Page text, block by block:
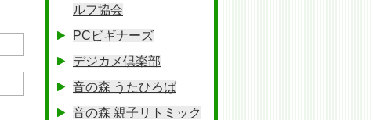
ルフ協会
PCビギナーズ
デジカメ倶楽部
音の森 うたひろば
音の森 親子リトミック